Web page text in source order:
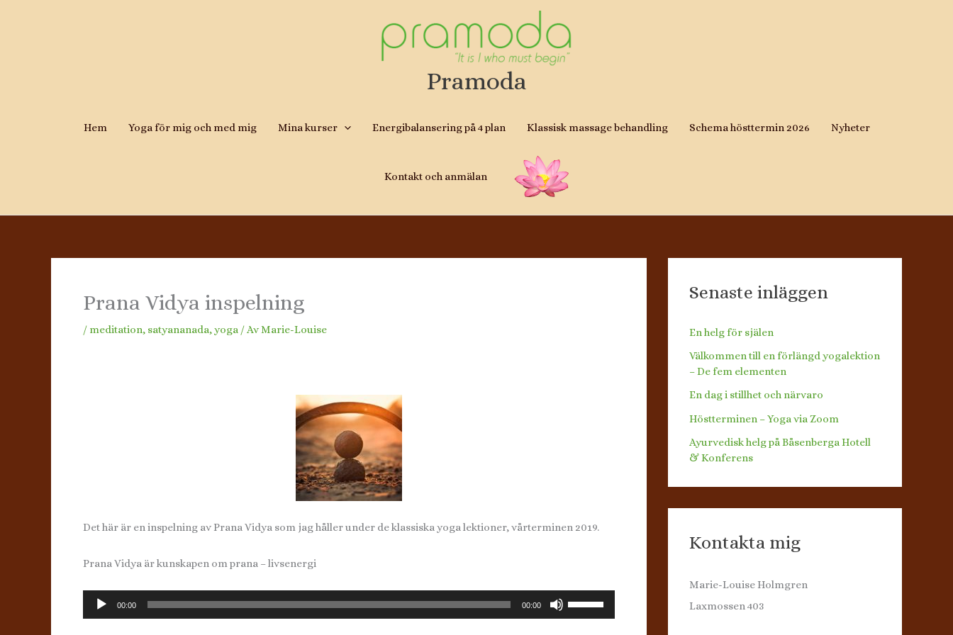
Pramoda
Hem Yoga för mig och med mig Mina kurser Energibalansering på 4 plan Klassisk massage behandling Schema hösttermin 2026 Nyheter
Kontakt och anmälan
Prana Vidya inspelning
/ meditation, satyananada,yoga / AvMarie-Louise
Det här är en inspelning av Prana Vidya som jag håller under de klassiska yoga lektioner, vårterminen 2019.
Prana Vidya är kunskapen om prana – livsenergi
Ljudspelare
00:00 00:00
Använd
upp/ner-
Senaste inläggen
En helg för själen
Välkommen till en förlängd yogalektion
– De fem elementen
En dag i stillhet och närvaro
Höstterminen – Yoga via Zoom
Ayurvedisk helg på Båsenberga Hotell
& Konferens
Kontakta mig
Marie-Louise Holmgren
Laxmossen 403